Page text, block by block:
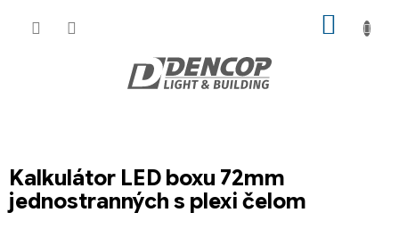
Kalkulátor LED boxu 72mm
jednostranných s plexi čelom